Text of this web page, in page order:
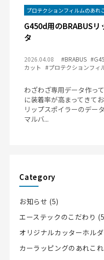
プロテクションフィルムのあれ
G450d用のBRABUS
タ
2026.04.08 #BRABUS
カット #プロテクションフィ
わざわざ専用データ作っ
に装着率が高まってきて
リップスポイラーのデー
マルバ...
Category
お知らせ (5)
エーステックのこだわり
オリジナルカッターホル
カーラッピングのあれこれ